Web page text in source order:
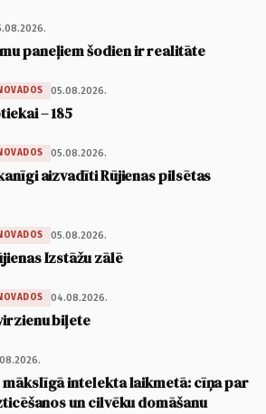
paneļiem šodien ir realitāte
05.08.2026.
– 185
05.08.2026.
aizvadīti Rūjienas pilsētas
05.08.2026.
Izstāžu zālē
04.08.2026.
biļete
mākslīgā intelekta laikmetā: cīņa par
un cilvēku domāšanu